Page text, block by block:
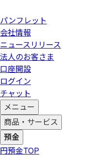
パンフレット
会社情報
ニュースリリース
法人のお客さま
口座開設
ログイン
チャット
メニュー
商品・サービス
預金
円預金TOP